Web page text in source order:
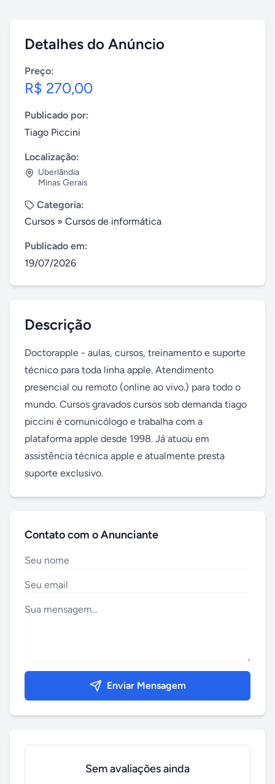
Detalhes do Anúncio
Preço:
R$ 270,00
Publicado por:
Tiago Piccini
Localização:
Uberlândia
Minas Gerais
Categoria:
Cursos » Cursos de informática
Publicado em:
19/07/2026
Descrição
Doctorapple - aulas, cursos, treinamento e suporte
técnico para toda linha apple. Atendimento
presencial ou remoto (online ao vivo.) para todo o
mundo. Cursos gravados cursos sob demanda tiago
piccini é comunicólogo e trabalha com a
plataforma apple desde 1998. Já atuou em
assistência técnica apple e atualmente presta
suporte exclusivo.
Contato com o Anunciante
Enviar Mensagem
Sem avaliações ainda